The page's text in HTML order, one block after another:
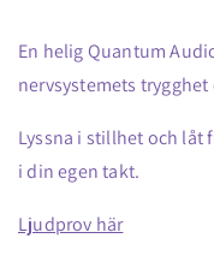
En helig Quantum
nervsystemets
Lyssna i stillhet och låt
i din egen takt.
Ljudprov här